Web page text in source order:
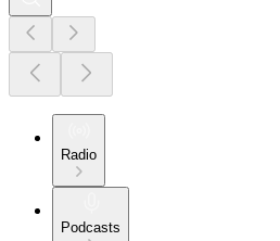
Radio
Podcasts